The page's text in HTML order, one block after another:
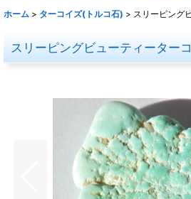
ホーム > ターコイズ(トルコ石) > スリーピング
スリーピングビューティーター